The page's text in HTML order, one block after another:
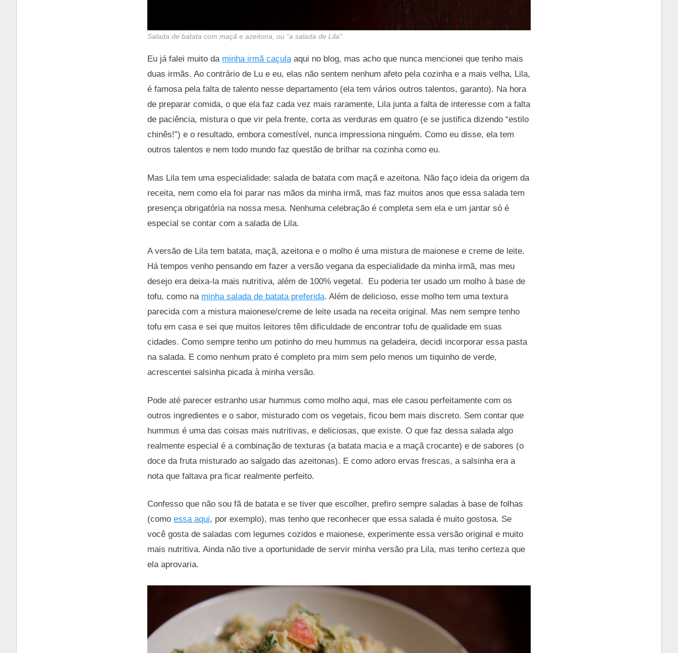
Salada de batata com maçã e azeitona, ou “a salada de Lila”.
Eu já falei muito da minha irmã caçulaaqui no blog, mas acho que nunca mencionei que tenho mais
duas irmãs. Ao contrário de Lu e eu, elas não sentem nenhum afeto pela cozinha e a mais velha, Lila,
é famosa pela falta de talento nesse departamento (ela tem vários outros talentos, garanto). Na hora
de preparar comida, o que ela faz cada vez mais raramente, Lila junta a falta de interesse com a falta
de paciência, mistura o que vir pela frente, corta as verduras em quatro (e se justifica dizendo “estilo
chinês!”) e o resultado, embora comestível, nunca impressiona ninguém. Como eu disse, ela tem
outros talentos e nem todo mundo faz questão de brilhar na cozinha como eu.
Mas Lila tem uma especialidade: salada de batata com maçã e azeitona. Não faço ideia da origem da
receita, nem como ela foi parar nas mãos da minha irmã, mas faz muitos anos que essa salada tem
presença obrigatória na nossa mesa. Nenhuma celebração é completa sem ela e um jantar só é
especial se contar com a salada de Lila.
A versão de Lila tem batata, maçã, azeitona e o molho é uma mistura de maionese e creme de leite.
Há tempos venho pensando em fazer a versão vegana da especialidade da minha irmã, mas meu
desejo era deixa-la mais nutritiva, além de 100% vegetal. Eu poderia ter usado um molho à base de
tofu, como na minha salada de batata preferida. Além de delicioso, esse molho tem uma textura
parecida com a mistura maionese/creme de leite usada na receita original. Mas nem sempre tenho
tofu em casa e sei que muitos leitores têm dificuldade de encontrar tofu de qualidade em suas
cidades. Como sempre tenho um potinho do meu hummus na geladeira, decidi incorporar essa pasta
na salada. E como nenhum prato é completo pra mim sem pelo menos um tiquinho de verde,
acrescentei salsinha picada à minha versão.
Pode até parecer estranho usar hummus como molho aqui, mas ele casou perfeitamente com os
outros ingredientes e o sabor, misturado com os vegetais, ficou bem mais discreto. Sem contar que
hummus é uma das coisas mais nutritivas, e deliciosas, que existe. O que faz dessa salada algo
realmente especial é a combinação de texturas (a batata macia e a maçã crocante) e de sabores (o
doce da fruta misturado ao salgado das azeitonas). E como adoro ervas frescas, a salsinha era a
nota que faltava pra ficar realmente perfeito.
Confesso que não sou fã de batata e se tiver que escolher, prefiro sempre saladas à base de folhas
(como essa aqui, por exemplo), mas tenho que reconhecer que essa salada é muito gostosa. Se
você gosta de saladas com legumes cozidos e maionese, experimente essa versão original e muito
mais nutritiva. Ainda não tive a oportunidade de servir minha versão pra Lila, mas tenho certeza que
ela aprovaria.